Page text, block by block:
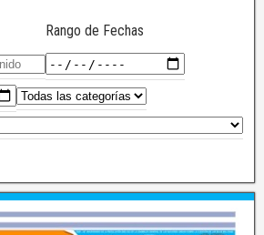
Rango de Fechas